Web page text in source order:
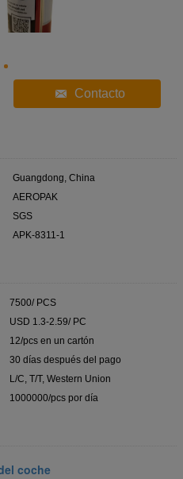
Contacto
Guangdong, China
AEROPAK
SGS
APK-8311-1
7500/ PCS
USD 1.3-2.59/ PC
12/pcs en un cartón
30 días después del pago
L/C, T/T, Western Union
1000000/pcs por día
coche